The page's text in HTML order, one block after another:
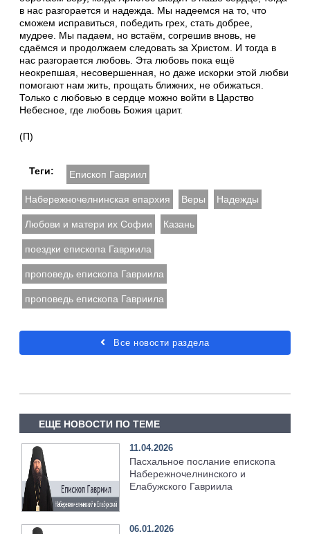
в нас разгорается и надежда. Мы надеемся на то, что
сможем исправиться, победить грех, стать добрее,
мудрее. Мы падаем, но встаём, согрешив вновь, не
сдаёмся и продолжаем следовать за Христом. И тогда в
нас разгорается любовь. Эта любовь пока ещё
неокрепшая, несовершенная, но даже искорки этой любви
помогают нам жить, прощать ближних, не обижаться.
Только с любовью в сердце можно войти в Царство
Небесное, где любовь Божия царит.
(П)
Теги: Епископ Гавриил
Набережночелнинская епархия Веры Надежды
Любови и матери их Софии Казань
поездки епископа Гавриила
проповедь епископа Гавриила
проповедь епископа Гавриила
Все новости раздела
ЕЩЕ НОВОСТИ ПО ТЕМЕ
11.04.2026
Пасхальное послание епископа
Набережночелнинского и
Елабужского Гавриила
06.01.2026